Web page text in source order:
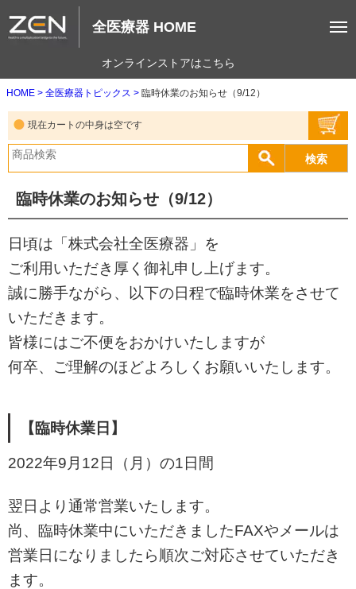
全医療器 HOME
オンラインストアはこちら
HOME 全医療器トピックス 臨時休業のお知らせ（9/12）
現在カートの中身は空です
臨時休業のお知らせ（9/12）
日頃は「株式会社全医療器」を
ご利用いただき厚く御礼申し上げます。
誠に勝手ながら、以下の日程で臨時休業をさせて
いただきます。
皆様にはご不便をおかけいたしますが
何卒、ご理解のほどよろしくお願いいたします。
【臨時休業日】
2022年9月12日（月）の1日間
翌日より通常営業いたします。
尚、臨時休業中にいただきましたFAXやメールは
営業日になりましたら順次ご対応させていただき
ます。